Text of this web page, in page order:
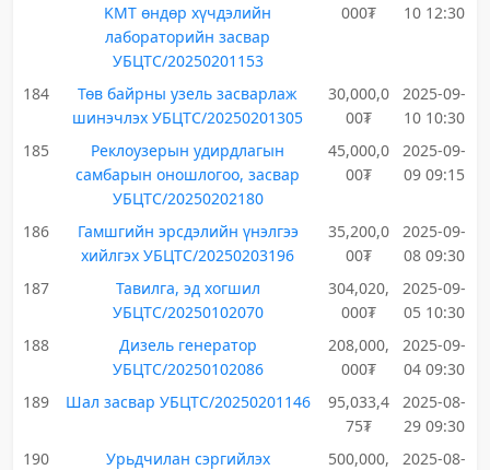
KMT өндөр хүчдэлийн
лабораторийн засвар
УБЦТС/20250201153
000₮
10 12:30
184
Төв байрны узель засварлаж
шинэчлэх УБЦТС/20250201305
30,000,0
00₮
2025-09-
10 10:30
185
Реклоузерын удирдлагын
самбарын оношлогоо, засвар
УБЦТС/20250202180
45,000,0
00₮
2025-09-
09 09:15
186
Гамшгийн эрсдэлийн үнэлгээ
хийлгэх УБЦТС/20250203196
35,200,0
00₮
2025-09-
08 09:30
187
Тавилга, эд хогшил
УБЦТС/20250102070
304,020,
000₮
2025-09-
05 10:30
188
Дизель генератор
УБЦТС/20250102086
208,000,
000₮
2025-09-
04 09:30
189
Шал засвар УБЦТС/20250201146
95,033,4
75₮
2025-08-
29 09:30
190
Урьдчилан сэргийлэх
500,000,
2025-08-